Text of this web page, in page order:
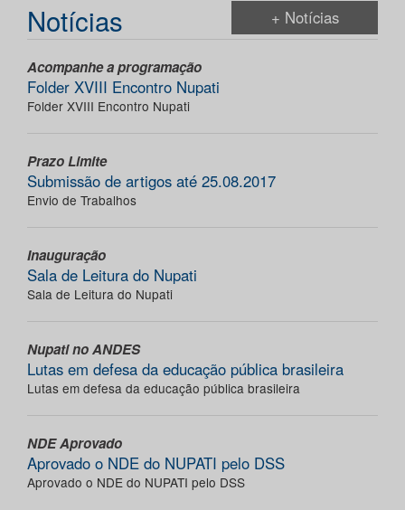
Notícias + Notícias
Acompanhe a programação
Folder XVIII Encontro Nupati
Folder XVIII Encontro Nupati
Prazo Limite
Submissão de artigos até 25.08.2017
Envio de Trabalhos
Inauguração
Sala de Leitura do Nupati
Sala de Leitura do Nupati
Nupati no ANDES
Lutas em defesa da educação pública brasileira
Lutas em defesa da educação pública brasileira
NDE Aprovado
Aprovado o NDE do NUPATI pelo DSS
Aprovado o NDE do NUPATI pelo DSS